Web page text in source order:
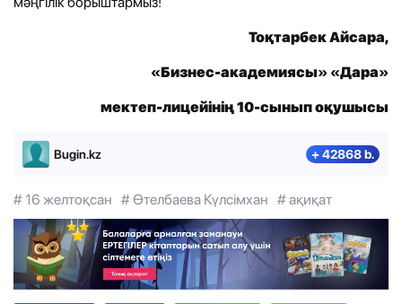
Тоқтарбек Айсара,
«Бизнес-академиясы» «Дара»
мектеп-лицейінің 10-сынып оқушысы
Bugin.kz + 42868 b.
# 16 желтоқсан # Өтелбаева Күлсімхан # ақиқат